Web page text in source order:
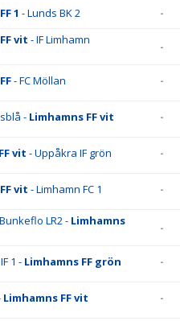
1 - Lunds BK 2
-
vit - IF Limhamn
-
- FC Möllan -
- Limhamns FF vit -
vit - Uppåkra IF grön -
vit - Limhamn FC 1 -
LR2 - Limhamns
-
1 - Limhamns FF grön -
Limhamns FF vit -